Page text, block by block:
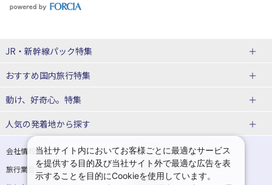
JR・新幹線パック特集
tabiwaスペシャル
日帰りTrip
おすすめ国内旅行特集
ユニバーサル・スタジオ・ジャパンへの旅
贅沢時間
大阪
動け、好奇心。特集
西の日キャンペーン
こだわり企画 鉄道 京都 美酒旅 祭り花火 期間限定イベント
体験プラン
親子旅
人気の発着地から探す
関西→金沢旅 関西→広島旅
関西→岡山旅 関西→博多旅
会社情報
プライバシーポリシー
旅行業登録票・約款
規約集
当社サイト内においてお客様ごとに最適なサービス
を提供する目的及び当社サイト外で最適な広告を表
示することを目的にCookieを使用しています。